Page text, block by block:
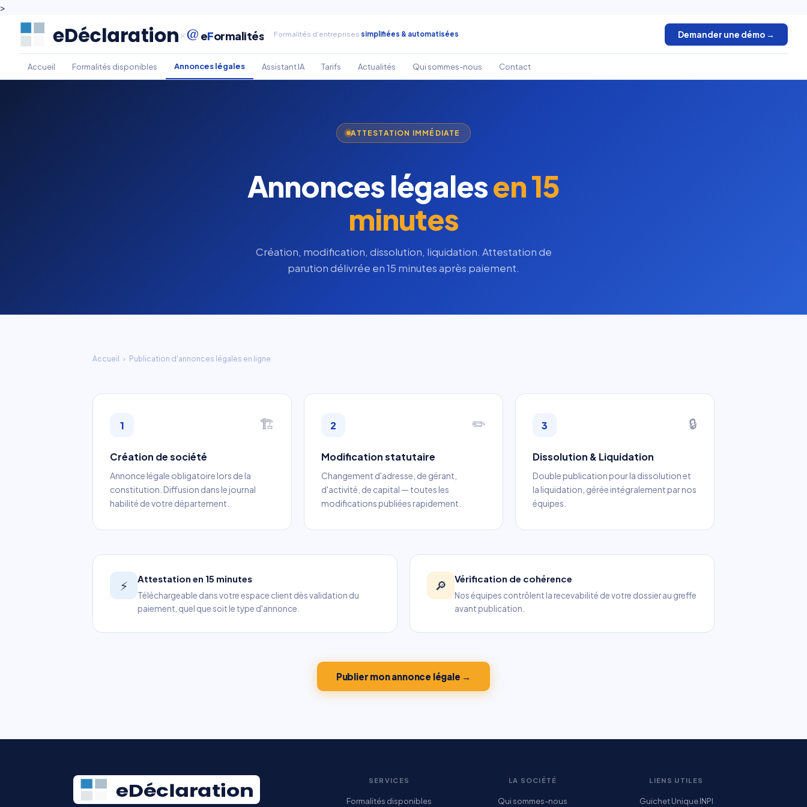
>
×@ eFormalités Formalités d'entreprises simplifiées & automatisées Demander une démo →
Accueil Formalités disponibles Annonces légales Assistant IA Tarifs Actualités Qui sommes-nous Contact
ATTESTATION IMMÉDIATE
Annonces légalesen 15
minutes
Création, modification, dissolution, liquidation. Attestation de
parution délivrée en 15 minutes après paiement.
Accueil › Publication d'annonces légales en ligne
1 🏗️
Création de société
Annonce légale obligatoire lors de la
constitution. Diffusion dans le journal
habilité de votre département.
2 ✏️
Modification statutaire
Changement d'adresse, de gérant,
d'activité, de capital — toutes les
modifications publiées rapidement.
3 🔒
Dissolution & Liquidation
Double publication pour la dissolution et
la liquidation, gérée intégralement par nos
équipes.
⚡ Attestation en 15 minutes
Téléchargeable dans votre espace client dès validation du
paiement, quel que soit le type d'annonce.
🔎 Vérification de cohérence
Nos équipes contrôlent la recevabilité de votre dossier au greffe
avant publication.
Publier mon annonce légale →
SERVICES
Formalités disponibles
LA SOCIÉTÉ
Qui sommes-nous
LIENS UTILES
Guichet Unique INPI